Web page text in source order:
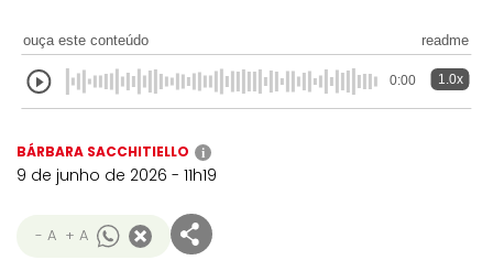
ouça este conteúdo readme
0:00 1.0x
BÁRBARA SACCHITIELLO i
9 de junho de 2026 - 11h19
- A + A